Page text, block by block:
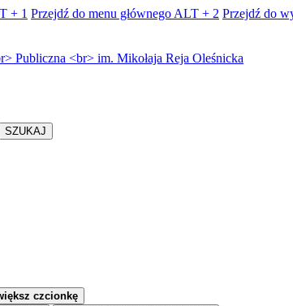
+ 1 Przejdź do menu głównego ALT + 2 Przejdź do
Oleśnicka
czcionkę